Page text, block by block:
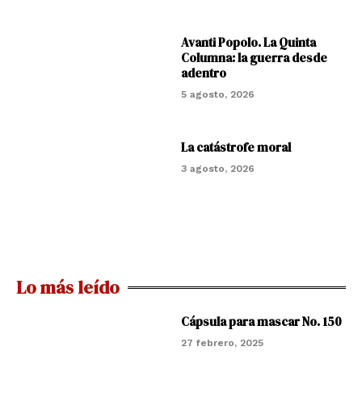
Avanti Popolo. La Quinta
Columna: la guerra desde
adentro
5 agosto, 2026
La catástrofe moral
3 agosto, 2026
Lo más leído
Cápsula para mascar No. 150
27 febrero, 2025